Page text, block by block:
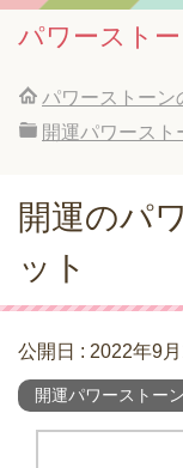
パワースト
パワーストーン
開運パワースト
開運のパ
ット
公開日 : 2022年9月
開運パワーストーン